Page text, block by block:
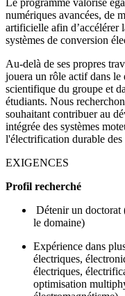
Le programme valorise
numériques avancées, de
artificielle afin d’accélérer
systèmes de conversion
Au-delà de ses propres
jouera un rôle actif dans
scientifique du groupe et
étudiants. Nous
souhaitant contribuer au
intégrée des systèmes
l'électrification durable des
EXIGENCES
Profil recherché
Détenir un doctorat
le domaine)
Expérience dans
électriques,
électriques,
optimisation